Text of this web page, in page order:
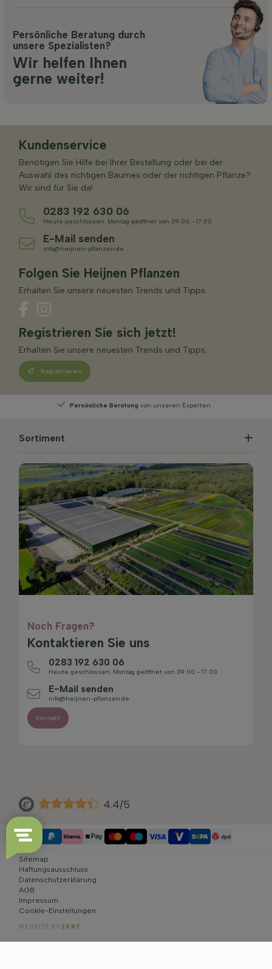
Persönliche Beratung durch
unsere Spezialisten?
Wir helfen Ihnen
gerne weiter!
Kundenservice
Benötigen Sie Hilfe bei Ihrer Bestellung oder bei der
Auswahl des richtigen Baumes oder der richtigen Pflanze?
Wir sind für Sie da!
0283 192 630 06
Heute geschlossen. Montag geöffnet von 09:00 - 17:00
E-Mail senden
info@heijnen-pflanzen.de
Folgen Sie Heijnen Pflanzen
Erhalten Sie unsere neuesten Trends und Tipps.
Registrieren Sie sich jetzt!
Erhalten Sie unsere neuesten Trends und Tipps.
Registrieren
Persönliche Beratungvon unseren Experten
Sortiment
Noch Fragen?
Kontaktieren Sie uns
0283 192 630 06
Heute geschlossen. Montag geöffnet von 09:00 - 17:00
E-Mail senden
info@heijnen-pflanzen.de
Kontakt
4.4/5
Sitemap
Haftungsausschluss
Datenschutzerklärung
AGB
Impressum
Cookie-Einstellungen